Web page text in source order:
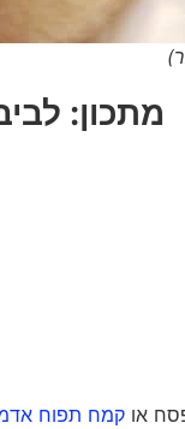
מתכון:
אוקמח תפוח